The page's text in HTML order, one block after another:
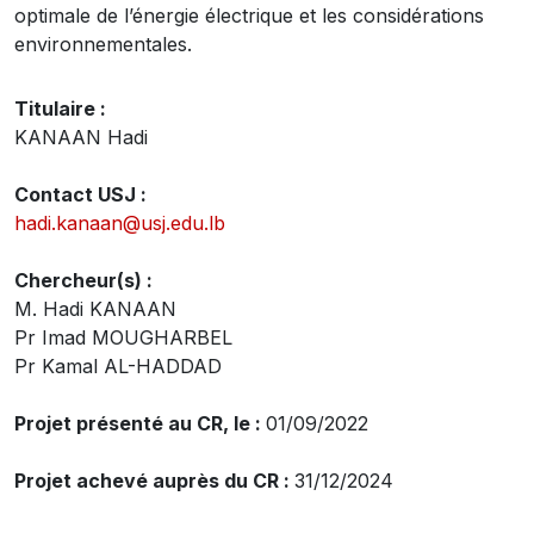
optimale de l’énergie électrique et les considérations
environnementales.
Titulaire :
KANAAN Hadi
Contact USJ :
hadi.kanaan@usj.edu.lb
Chercheur(s) :
M. Hadi KANAAN
Pr Imad MOUGHARBEL
Pr Kamal AL-HADDAD
Projet présenté au CR, le : 01/09/2022
Projet achevé auprès du CR : 31/12/2024